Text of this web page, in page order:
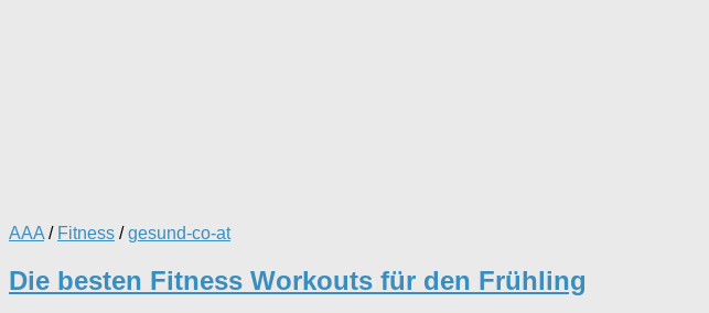
AAA / Fitness /gesund-co-at
Die besten Fitness Workouts für den Frühling